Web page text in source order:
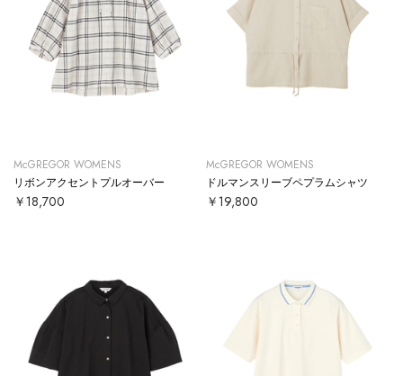
McGREGOR WOMENS
リボンアクセントプルオーバー
￥18,700
McGREGOR WOMENS
ドルマンスリーブペプラムシャツ
￥19,800